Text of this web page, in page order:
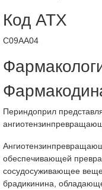
Код АТХ
C09AA04
Периндоприл
обеспечивающей
сосудосуживающее
брадикинина,